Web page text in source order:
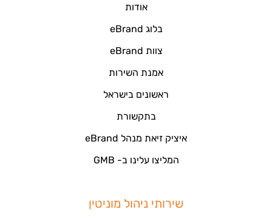
אודות
בלוג eBrand
צוות eBrand
אמנת השירות
ראשונים בישראל
בתקשורת
איציק זיאת מנהל eBrand
המליצו עלינו ב- GMB
שירותי ניהול מוניטין